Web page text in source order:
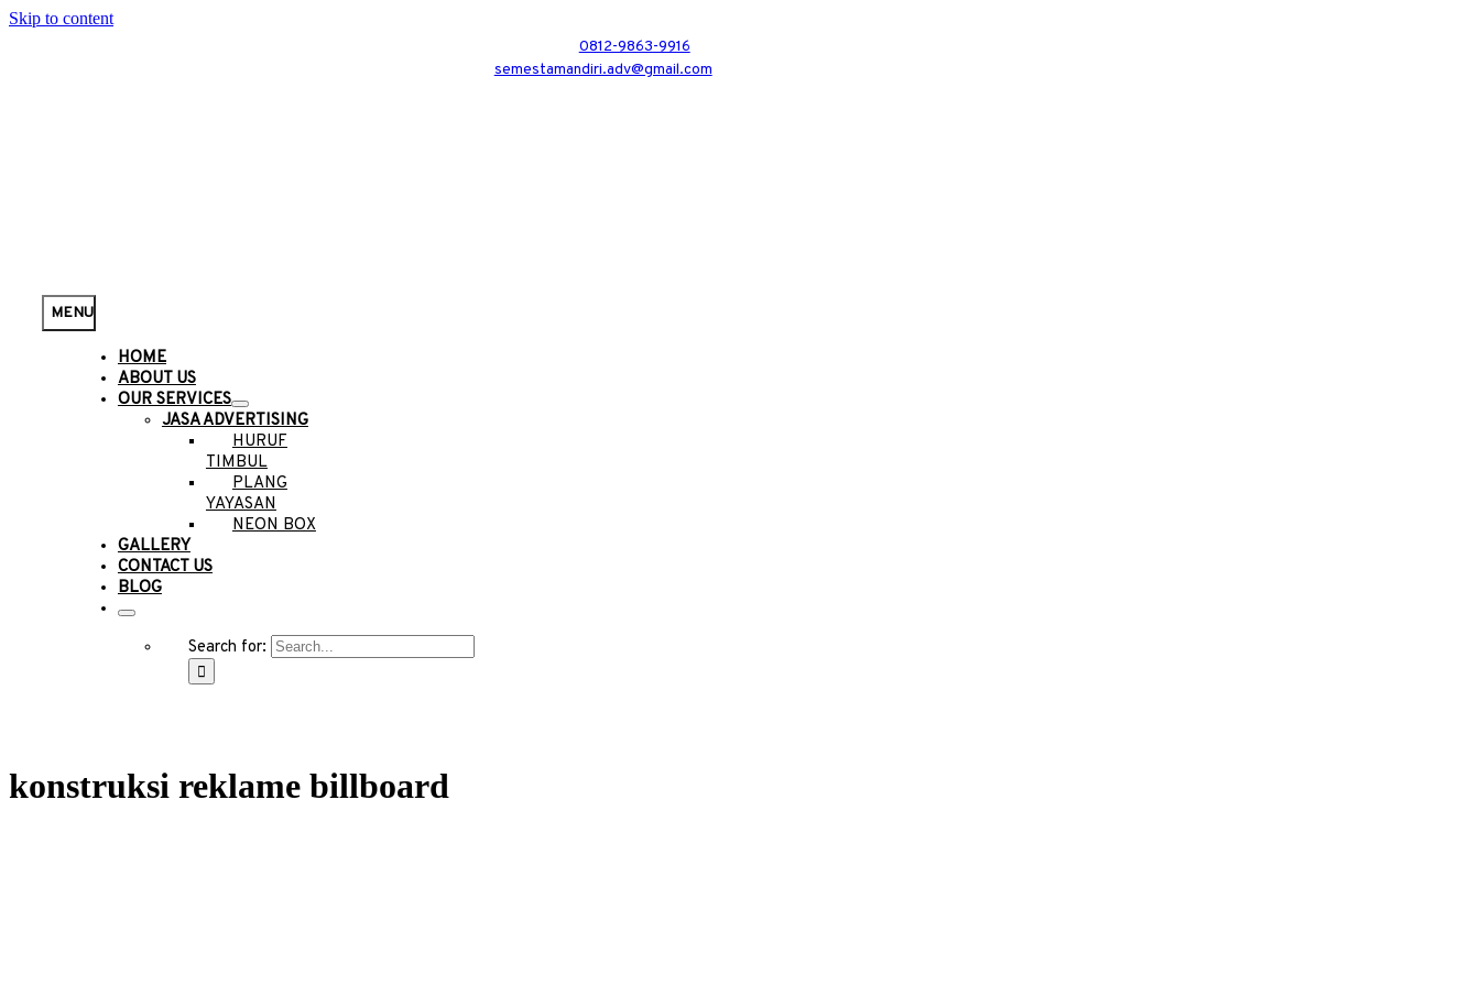
Skip to content
0812-9863-9916
semestamandiri.adv@gmail.com
MENU
HOME
ABOUT US
OUR SERVICES
JASA ADVERTISING
HURUF
TIMBUL
PLANG
YAYASAN
NEON BOX
GALLERY
CONTACT US
BLOG
Search for:
konstruksi reklame billboard